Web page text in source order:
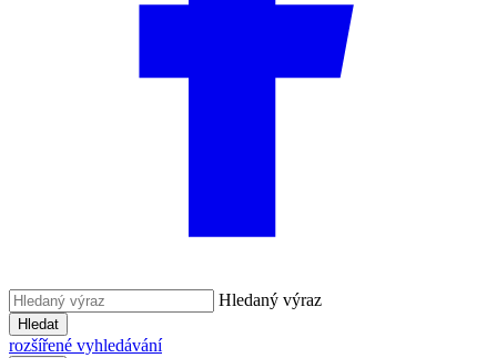
Hledaný výraz
Hledat
rozšířené vyhledávání